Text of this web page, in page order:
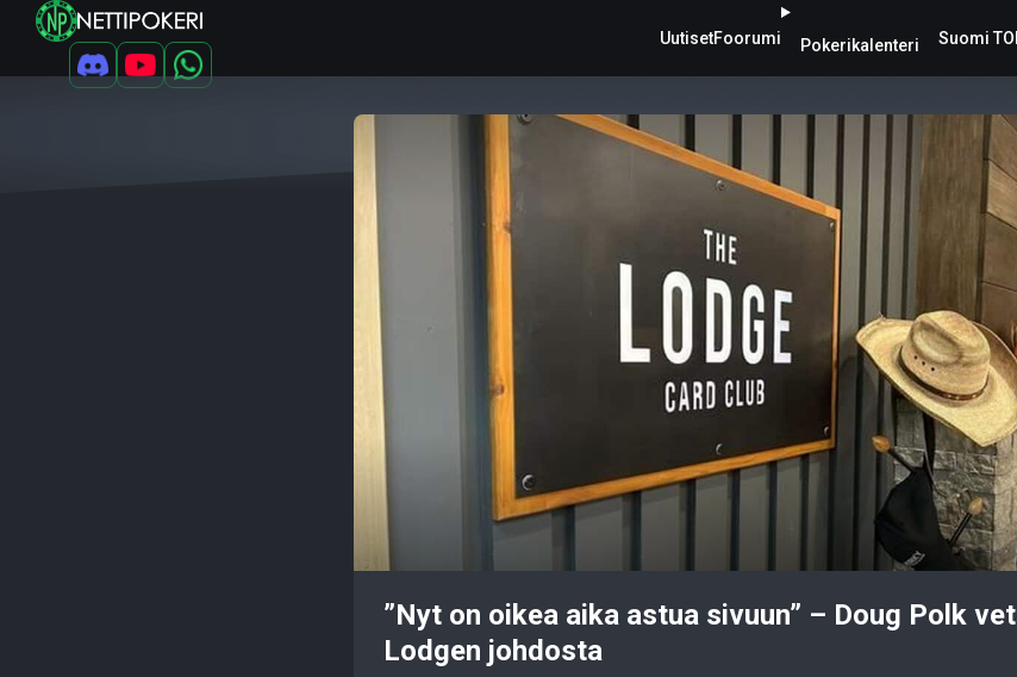
UutisetFoorumi Pokerikalenteri Suomi
”Nyt on oikea aika astua sivuun” – Doug Polk
Lodgen johdosta